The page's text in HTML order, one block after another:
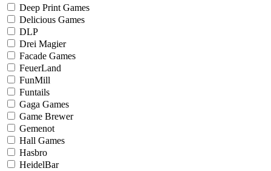
Deep Print Games
Delicious Games
DLP
Drei Magier
Facade Games
FeuerLand
FunMill
Funtails
Gaga Games
Game Brewer
Gemenot
Hall Games
Hasbro
HeidelBar